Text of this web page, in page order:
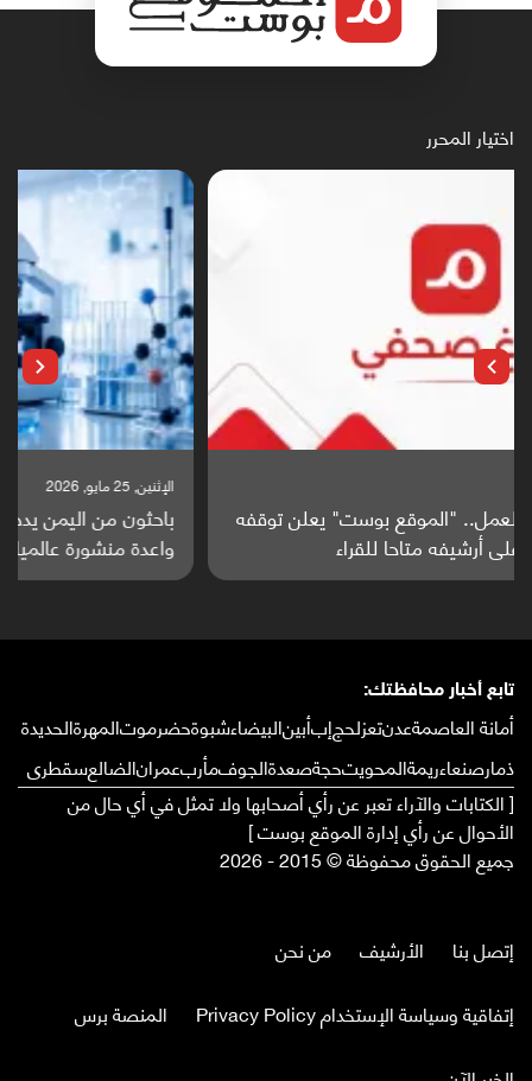
اختيار المحرر
باحثون من اليمن يدخلون سباق أبحاث ألزهايمر بدراسة
واعدة منشورة عالميا (ترجمة)
تابع أخبار محافظتك:
أمانة العاصمةعدنتعزلحجإبأبينالبيضاءشبوةحضرموتالمهرةالحديدة
ذمارصنعاءريمةالمحويتحجةصعدةالجوفمأربعمرانالضالعسقطرى
[ الكتابات والآراء تعبر عن رأي أصحابها ولا تمثل في أي حال من
الأحوال عن رأي إدارة الموقع بوست ]
جميع الحقوق محفوظة © 2015 - 2026
إتصل بنا الأرشيف
من نحن
إتفاقية وسياسة الإستخدام Privacy Policy
المنصة برس